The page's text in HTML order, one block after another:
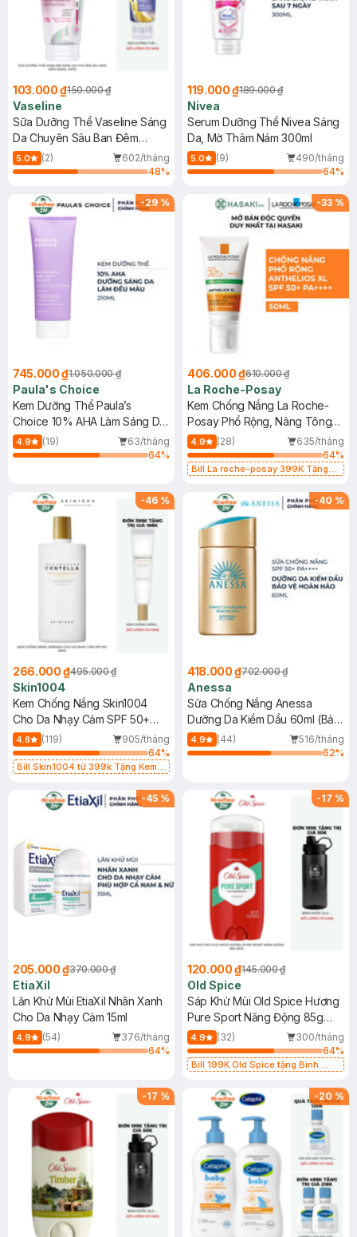
103.000 ₫150.000 ₫
Vaseline
Sữa Dưỡng Thể Vaseline Sáng
Da Chuyên Sâu Ban Đêm
300ml (Mới)
5.0 (2)
602/tháng
48%
119.000 ₫189.000 ₫
Nivea
Serum Dưỡng Thể Nivea Sáng
Da, Mờ Thâm Nám 300ml
5.0 (9)
490/tháng
64%
-29 %
745.000 ₫1.050.000 ₫
Paula's Choice
Kem Dưỡng Thể Paula’s
Choice 10% AHA Làm Sáng Da
210ml
4.9 (19)
63/tháng
64%
-33 %
406.000 ₫610.000 ₫
La Roche-Posay
Kem Chống Nắng La Roche-
Posay Phổ Rộng, Nâng Tông
Kiềm Dầu 50ml
4.9 (28)
635/tháng
64%
Bill La roche-posay 399K Tặng
(SL có hạn)
-46 %
266.000 ₫495.000 ₫
Skin1004
Kem Chống Nắng Skin1004
Cho Da Nhạy Cảm SPF 50+
50ml
4.8 (119)
905/tháng
64%
Bill Skin1004 từ 399k Tặng Kem
SPF 50+ 20ml (SL Có Hạn)
-40 %
418.000 ₫702.000 ₫
Anessa
Sữa Chống Nắng Anessa
Dưỡng Da Kiềm Dầu 60ml (Bản
Mới)
4.9 (44)
516/tháng
62%
-45 %
205.000 ₫370.000 ₫
EtiaXil
Lăn Khử Mùi EtiaXil Nhãn Xanh
Cho Da Nhạy Cảm 15ml
4.9 (54)
376/tháng
64%
-17 %
120.000 ₫145.000 ₫
Old Spice
Sáp Khử Mùi Old Spice Hương
Pure Sport Năng Động 85g
(Đỏ)
4.9 (32)
300/tháng
64%
Bill 199K Old Spice tặng Bình
-17 % -20 %